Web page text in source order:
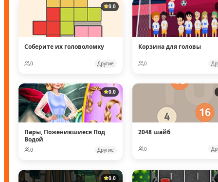
0.0
Соберите их головоломку
0 Другие
Корзина для головы
0
0.0
Пары, Поженившиеся Под
Водой
0 Другие
2048 шайб
0
0.0